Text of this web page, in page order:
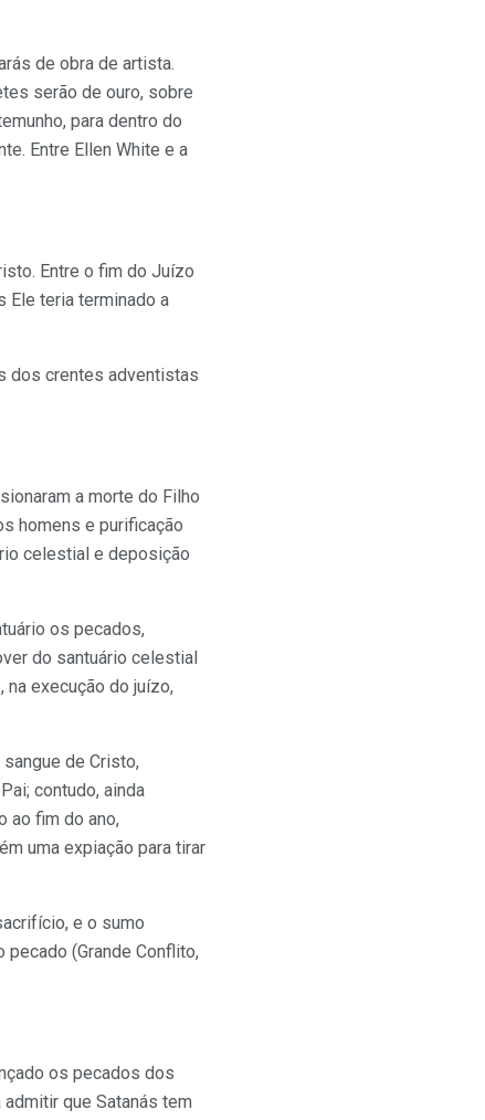
de obra de artista.
serão de ouro, sobre
para dentro do
Entre Ellen White e a
Entre o fim do Juízo
Ele teria terminado a
dos crentes adventistas
a morte do Filho
homens e purificação
celestial e deposição
os pecados,
do santuário celestial
na execução do juízo,
de Cristo,
contudo, ainda
ao fim do ano,
uma expiação para tirar
e o sumo
(Grande Conflito,
os pecados dos
que Satanás tem